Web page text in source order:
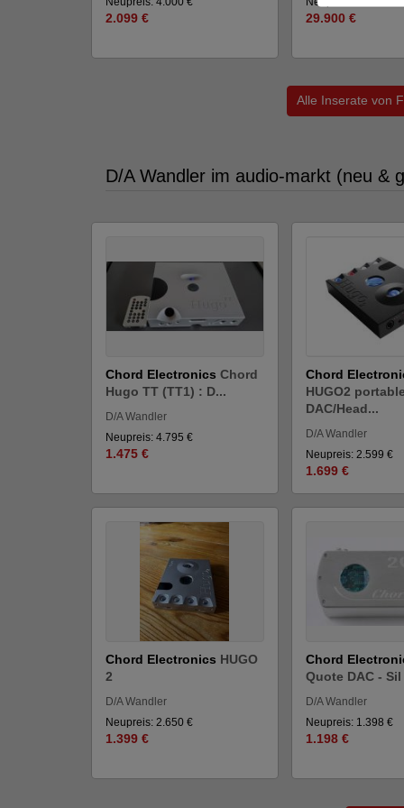
2.099 € 29.900 €
Alle Inserate von
D/A Wandler im audio-markt (neu &
Chord Electronics Chord
Hugo TT (TT1) : D...
D/A Wandler
Neupreis: 4.795 €
1.475 €
Chord
HUGO2 portable
DAC/Head...
D/A Wandler
Neupreis: 2.599 €
1.699 €
Chord Electronics HUGO
2
D/A Wandler
Neupreis: 2.650 €
1.399 €
Chord
Quote DAC - Sil
D/A Wandler
Neupreis: 1.398 €
1.198 €